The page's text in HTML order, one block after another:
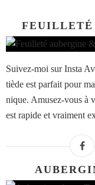
FEUILLETÉ
Suivez-moi sur Insta
tiède est parfait pour
nique. Amusez-vous à
est rapide et vraiment